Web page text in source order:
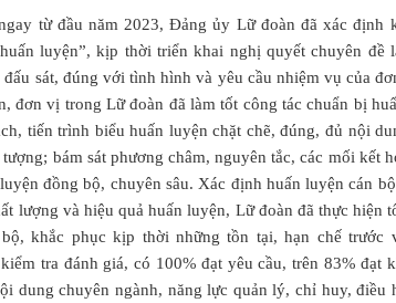
từ đầu năm 2023, Đảng ủy Lữ đoàn đã xác định
luyện”, kịp thời triển khai nghị quyết chuyên đề
đấu sát, đúng với tình hình và yêu cầu nhiệm vụ của
đơn vị trong Lữ đoàn đã làm tốt công tác chuẩn bị
tiến trình biểu huấn luyện chặt chẽ, đúng, đủ nội
bám sát phương châm, nguyên tắc, các mối kết
đồng bộ, chuyên sâu. Xác định huấn luyện cán
lượng và hiệu quả huấn luyện, Lữ đoàn đã thực hiện
khắc phục kịp thời những tồn tại, hạn chế trước
tra đánh giá, có 100% đạt yêu cầu, trên 83% đạt
dung chuyên ngành, năng lực quản lý, chỉ huy, điều